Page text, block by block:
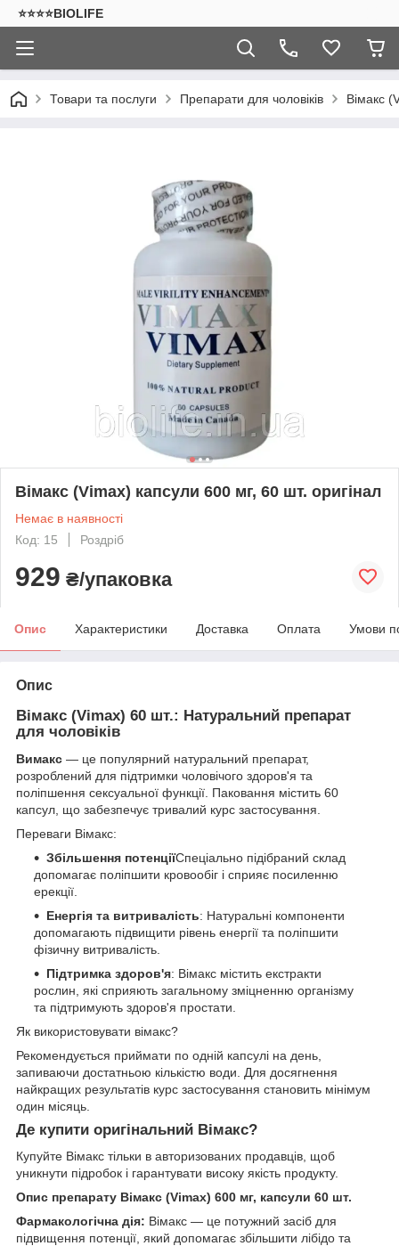
⭐⭐⭐⭐BIOLIFE
Товари та послуги Препарати для чоловіків Вімакс
Вімакс (Vimax) капсули 600 мг, 60 шт. оригінал
Немає в наявності
Код: 15
Роздріб
929 ₴/упаковка
Опис Характеристики Доставка Оплата Умови
Опис
Вімакс (Vimax) 60 шт.: Натуральний препарат
для чоловіків
Вимакс — це популярний натуральний препарат,
розроблений для підтримки чоловічого здоров'я та
поліпшення сексуальної функції. Паковання містить 60
капсул, що забезпечує тривалий курс застосування.
Переваги Вімакс:
Збільшення потенціїСпеціально підібраний склад
допомагає поліпшити кровообіг і сприяє посиленню
ерекції.
Енергія та витривалість: Натуральні компоненти
допомагають підвищити рівень енергії та поліпшити
фізичну витривалість.
Підтримка здоров'я: Вімакс містить екстракти
рослин, які сприяють загальному зміцненню організму
та підтримують здоров'я простати.
Як використовувати вімакс?
Рекомендується приймати по одній капсулі на день,
запиваючи достатньою кількістю води. Для досягнення
найкращих результатів курс застосування становить мінімум
один місяць.
Де купити оригінальний Вімакс?
Купуйте Вімакс тільки в авторизованих продавців, щоб
уникнути підробок і гарантувати високу якість продукту.
Опис препарату Вімакс (Vimax) 600 мг, капсули 60 шт.
Фармакологічна дія: Вімакс — це потужний засіб для
підвищення потенції, який допомагає збільшити лібідо та